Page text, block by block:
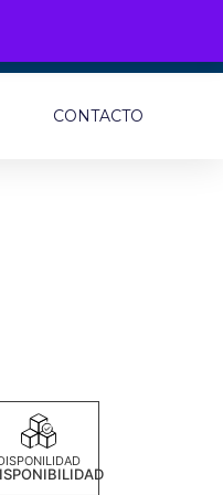
CONTACTO